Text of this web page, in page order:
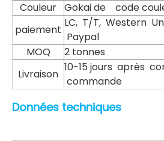
Couleur Gokai de code
paiement
LC, T/T, Western
Paypal
MOQ
2 tonnes
Livraison
10-15 jours après
commande
Données techniques